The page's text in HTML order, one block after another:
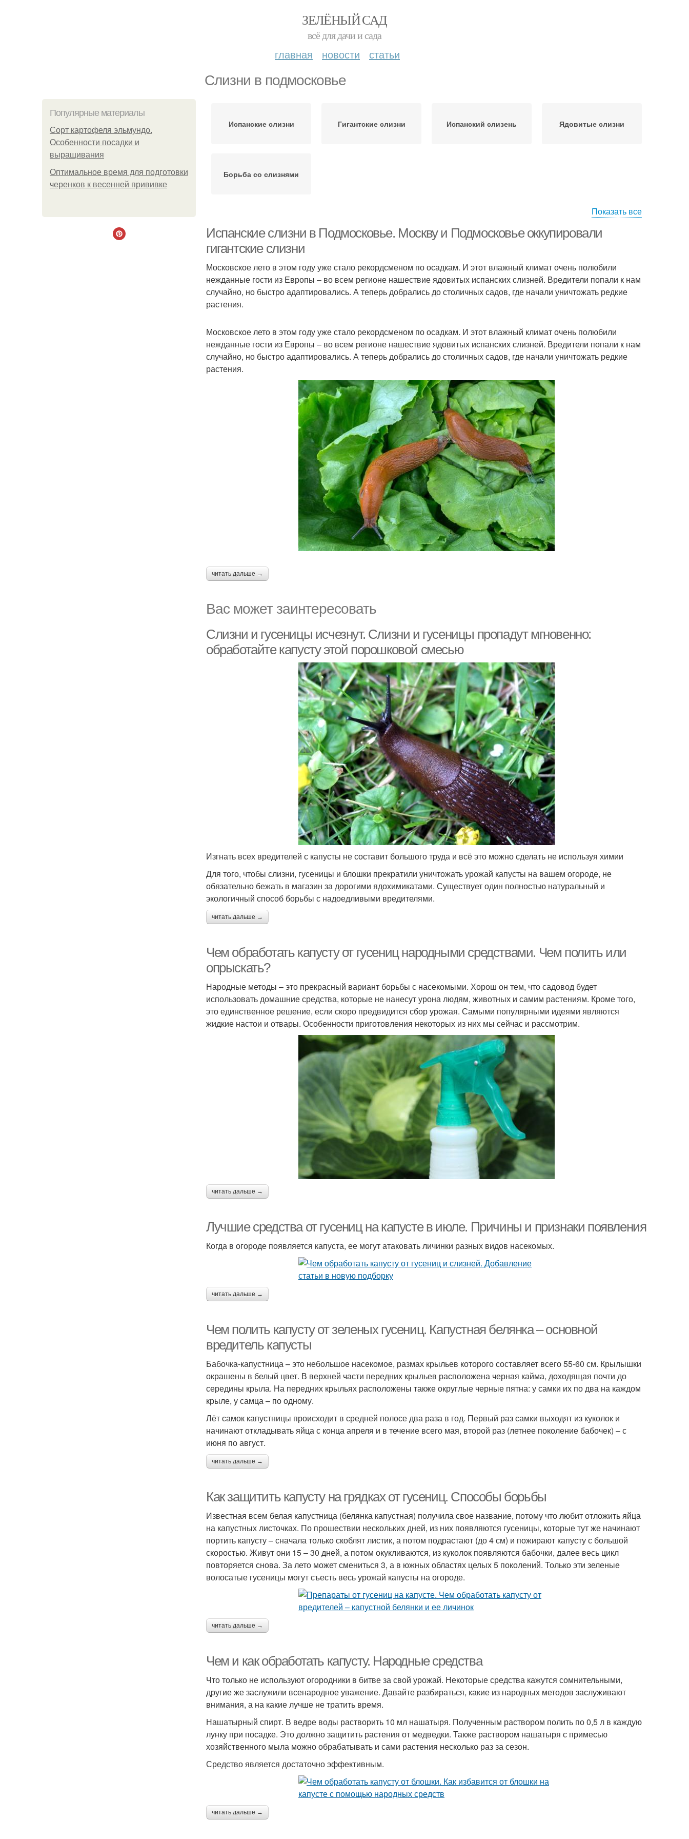
ЗЕЛЁНЫЙ САД
всё для дачи и сада
главная новости статьи
Слизни в подмосковье
Популярные материалы
Сорт картофеля эльмундо.
Особенности посадки и
выращивания
Оптимальное время для подготовки
черенков к весенней прививке
Испанские слизни Гигантские слизни Испанский слизень Ядовитые слизни
Борьба со слизнями
Показать все
Испанские слизни в Подмосковье. Москву и Подмосковье оккупировали
гигантские слизни
Московское лето в этом году уже стало рекордсменом по осадкам. И этот влажный климат очень полюбили
нежданные гости из Европы – во всем регионе нашествие ядовитых испанских слизней. Вредители попали к нам
случайно, но быстро адаптировались. А теперь добрались до столичных садов, где начали уничтожать редкие
растения.
Московское лето в этом году уже стало рекордсменом по осадкам. И этот влажный климат очень полюбили
нежданные гости из Европы – во всем регионе нашествие ядовитых испанских слизней. Вредители попали к нам
случайно, но быстро адаптировались. А теперь добрались до столичных садов, где начали уничтожать редкие
растения.
читать дальше →
Вас может заинтересовать
Слизни и гусеницы исчезнут. Слизни и гусеницы пропадут мгновенно:
обработайте капусту этой порошковой смесью
Изгнать всех вредителей с капусты не составит большого труда и всё это можно сделать не используя химии
Для того, чтобы слизни, гусеницы и блошки прекратили уничтожать урожай капусты на вашем огороде, не
обязательно бежать в магазин за дорогими ядохимикатами. Существует один полностью натуральный и
экологичный способ борьбы с надоедливыми вредителями.
читать дальше →
Чем обработать капусту от гусениц народными средствами. Чем полить или
опрыскать?
Народные методы – это прекрасный вариант борьбы с насекомыми. Хорош он тем, что садовод будет
использовать домашние средства, которые не нанесут урона людям, животных и самим растениям. Кроме того,
это единственное решение, если скоро предвидится сбор урожая. Самыми популярными идеями являются
жидкие настои и отвары. Особенности приготовления некоторых из них мы сейчас и рассмотрим.
читать дальше →
Лучшие средства от гусениц на капусте в июле. Причины и признаки появления
Когда в огороде появляется капуста, ее могут атаковать личинки разных видов насекомых.
читать дальше →
Чем полить капусту от зеленых гусениц. Капустная белянка – основной
вредитель капусты
Бабочка-капустница – это небольшое насекомое, размах крыльев которого составляет всего 55-60 см. Крылышки
окрашены в белый цвет. В верхней части передних крыльев расположена черная кайма, доходящая почти до
середины крыла. На передних крыльях расположены также округлые черные пятна: у самки их по два на каждом
крыле, у самца – по одному.
Лёт самок капустницы происходит в средней полосе два раза в год. Первый раз самки выходят из куколок и
начинают откладывать яйца с конца апреля и в течение всего мая, второй раз (летнее поколение бабочек) – с
июня по август.
читать дальше →
Как защитить капусту на грядках от гусениц. Способы борьбы
Известная всем белая капустница (белянка капустная) получила свое название, потому что любит отложить яйца
на капустных листочках. По прошествии нескольких дней, из них появляются гусеницы, которые тут же начинают
портить капусту – сначала только скоблят листик, а потом подрастают (до 4 см) и пожирают капусту с большой
скоростью. Живут они 15 – 30 дней, а потом окукливаются, из куколок появляются бабочки, далее весь цикл
повторяется снова. За лето может смениться 3, а в южных областях целых 5 поколений. Только эти зеленые
волосатые гусеницы могут съесть весь урожай капусты на огороде.
читать дальше →
Чем и как обработать капусту. Народные средства
Что только не используют огородники в битве за свой урожай. Некоторые средства кажутся сомнительными,
другие же заслужили всенародное уважение. Давайте разбираться, какие из народных методов заслуживают
внимания, а на какие лучше не тратить время.
Нашатырный спирт. В ведре воды растворить 10 мл нашатыря. Полученным раствором полить по 0,5 л в каждую
лунку при посадке. Это должно защитить растения от медведки. Также раствором нашатыря с примесью
хозяйственного мыла можно обрабатывать и сами растения несколько раз за сезон.
Средство является достаточно эффективным.
читать дальше →